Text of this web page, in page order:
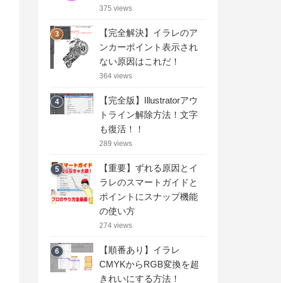
375 views
3
【完全解決】イラレのア
ンカーポイント表示され
ない原因はこれだ！
364 views
4
【完全版】Illustratorアウ
トライン解除方法！文字
も復活！！
289 views
5
【重要】ずれる原因とイ
ラレのスマートガイドと
ポイントにスナップ機能
の使い方
274 views
6
【順番あり】イラレ
CMYKからRGB変換を超
きれいにする方法！